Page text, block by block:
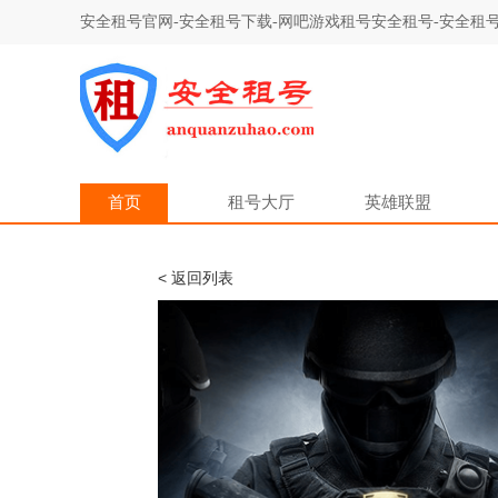
安全租号官网-安全租号下载-网吧游戏租号安全租号-安全租
首页 租号大厅 英雄联盟
< 返回列表